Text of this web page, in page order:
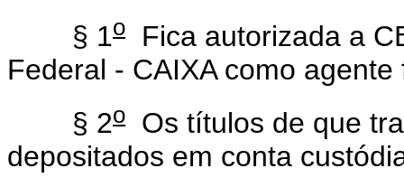
§ 1o Fica autorizada a
Federal - CAIXA como
§ 2o Os títulos de que
depositados em conta